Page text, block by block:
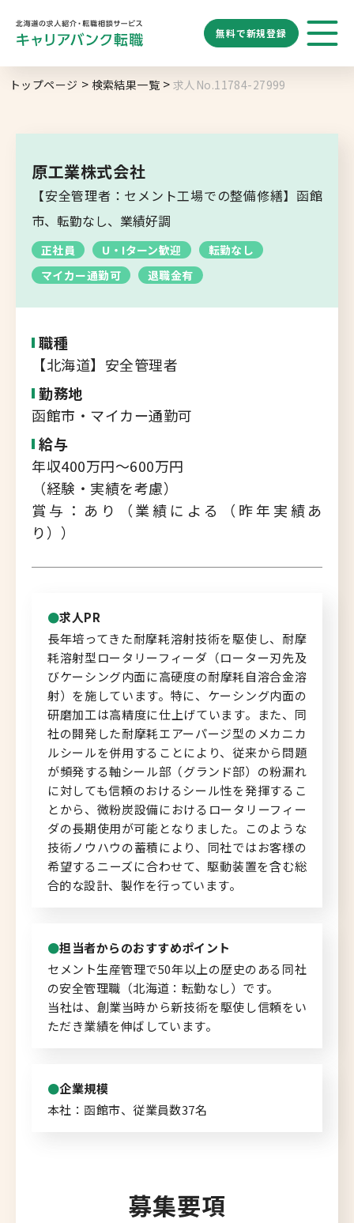
無料で新規登録
キャリアバンク
転職支援サービスのご案内
コンサルタント紹介
北海道へのU・Iターン向け
転職情報
キャリアマップ
転職の体験談
転職と年収のハナシ
求人を探す ブックマーク
求人閲覧履歴
転職支援サービス
新規登録
よくあるご質問
運営会社について
企業担当者の方へ
勤務地 業種 職種
札幌市
道央エリア
空知エリア
道東エリア
後志エリア
道北・旭川エリア
稚内・留萌エリア
道南エリア
フルリモート
北海道以外
トップページ 検索結果一覧 求人No.11784-27999
原工業株式会社
【安全管理者：セメント工場での整備修繕】函館
市、転勤なし、業績好調
正社員 U・Iターン歓迎
転勤なし
マイカー通勤可
退職金有
職種
【北海道】安全管理者
勤務地
函館市・マイカー通勤可
給与
年収400万円～600万円
（経験・実績を考慮）
賞与：あり（業績による（昨年実績あ
り））
求人PR
長年培ってきた耐摩耗溶射技術を駆使し、耐摩
耗溶射型ロータリーフィーダ（ローター刃先及
びケーシング内面に高硬度の耐摩耗自溶合金溶
射）を施しています。特に、ケーシング内面の
研磨加工は高精度に仕上げています。また、同
社の開発した耐摩耗エアーパージ型のメカニカ
ルシールを併用することにより、従来から問題
が頻発する軸シール部（グランド部）の粉漏れ
に対しても信頼のおけるシール性を発揮するこ
とから、微粉炭設備におけるロータリーフィー
ダの長期使用が可能となりました。このような
技術ノウハウの蓄積により、同社ではお客様の
希望するニーズに合わせて、駆動装置を含む総
合的な設計、製作を行っています。
担当者からのおすすめポイント
セメント生産管理で50年以上の歴史のある同社
の安全管理職（北海道：転勤なし）です。
当社は、創業当時から新技術を駆使し信頼をい
ただき業績を伸ばしています。
企業規模
本社：函館市、従業員数37名
募集要項